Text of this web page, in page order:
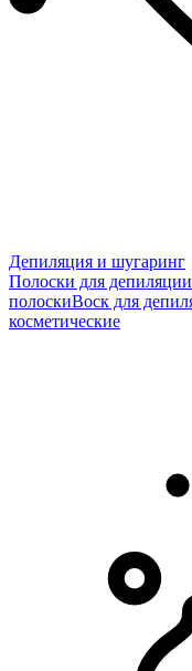
Депиляция и шугаринг
Полоски для депиляции
полоскиВоск для
косметические